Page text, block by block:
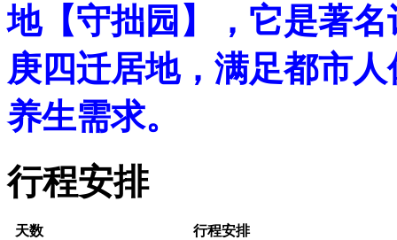
地【守拙园】，它是著
庚四迁居地，满足都市
养生需求。
行程安排
天数
行程安排